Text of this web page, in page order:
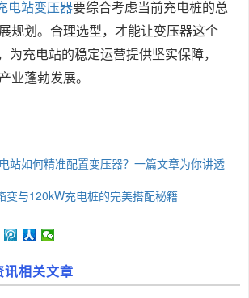
电站变压器要综合考虑当前充电桩的总
规划。合理选型，才能让变压器这个
为充电站的稳定运营提供坚实保障，
业蓬勃发展。
站如何精准配置变压器？一篇文章为你讲透
变与120kW充电桩的完美搭配秘籍
讯相关文章